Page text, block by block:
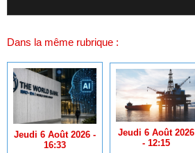
Dans la même rubrique :
Jeudi 6 Août 2026 -
16:33
Jeudi 6 Août 2026
- 12:15